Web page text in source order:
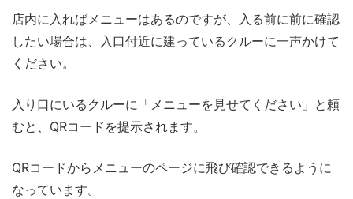
店内に入ればメニューはあるのですが、入る前に前に確認
したい場合は、入口付近に建っているクルーに一声かけて
ください。
入り口にいるクルーに「メニューを見せてください」と頼
むと、QRコードを提示されます。
QRコードからメニューのページに飛び確認できるように
なっています。